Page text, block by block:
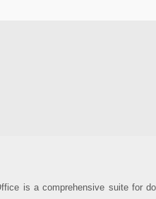
is a comprehensive suite for